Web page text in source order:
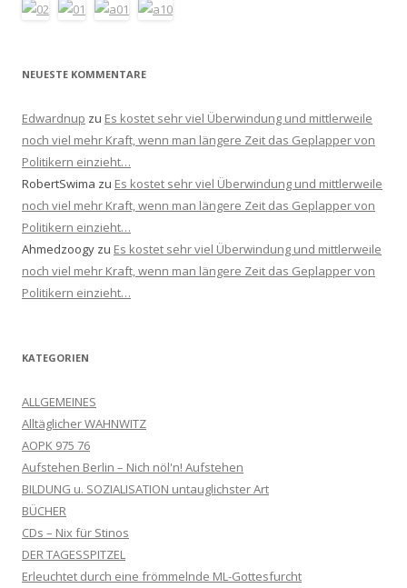
NEUESTE KOMMENTARE
Edwardnup zu Es kostet sehr viel Überwindung und mittlerweile
noch viel mehr Kraft, wenn man längere Zeit das Geplapper von
Politikern einzieht…
RobertSwima zu Es kostet sehr viel Überwindung und mittlerweile
noch viel mehr Kraft, wenn man längere Zeit das Geplapper von
Politikern einzieht…
Ahmedzoogy zu Es kostet sehr viel Überwindung und mittlerweile
noch viel mehr Kraft, wenn man längere Zeit das Geplapper von
Politikern einzieht…
KATEGORIEN
ALLGEMEINES
Alltäglicher WAHNWITZ
AOPK 975 76
Aufstehen Berlin – Nich nöl'n! Aufstehen
BILDUNG u. SOZIALISATION untauglichster Art
BÜCHER
CDs – Nix für Stinos
DER TAGESSPITZEL
Erleuchtet durch eine frömmelnde ML-Gottesfurcht